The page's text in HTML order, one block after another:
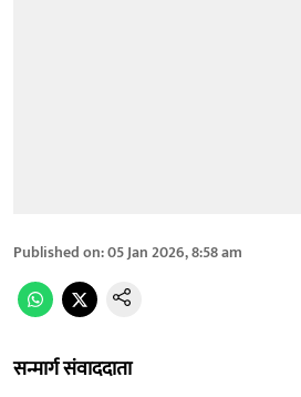
Published on:05 Jan 2026, 8:58 am
सन्मार्ग संवाददाता